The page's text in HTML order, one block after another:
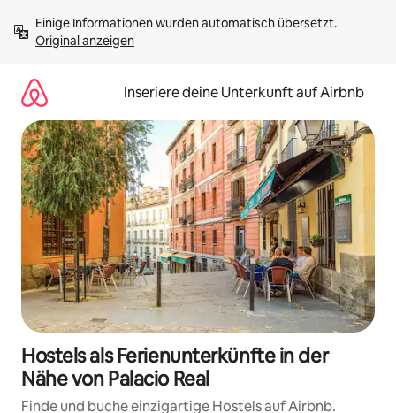
Inhalten
springenOriginal anzeigen
Inseriere deine Unterkunft auf Airbnb
Hostels als Ferienunterkünfte in der
Nähe von Palacio Real
Finde und buche einzigartige Hostels auf Airbnb.